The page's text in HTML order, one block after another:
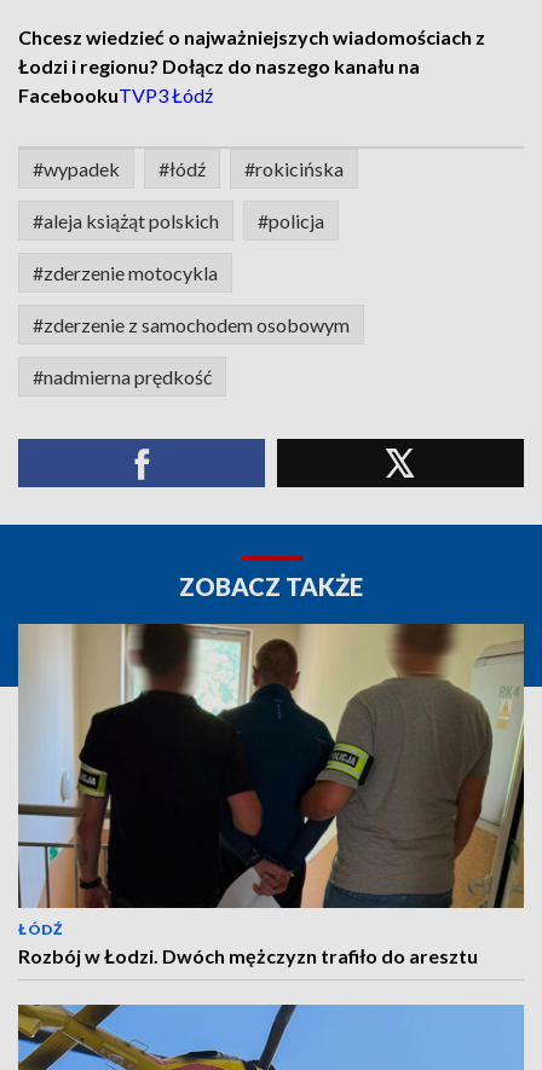
Chcesz wiedzieć o najważniejszych wiadomościach z
Łodzi i regionu? Dołącz do naszego kanału na
FacebookuTVP3 Łódź
#wypadek #łódź #rokicińska
#aleja książąt polskich #policja
#zderzenie motocykla
#zderzenie z samochodem osobowym
#nadmierna prędkość
ZOBACZ TAKŻE
ŁÓDŹ
Rozbój w Łodzi. Dwóch mężczyzn trafiło do aresztu